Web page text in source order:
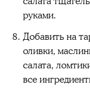
руками.
Добавить на
оливки,
салата,
все